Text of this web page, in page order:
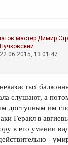
мастер Димир
13:01:47
слушают, а
доступным им
Геракл в
в его умении
-